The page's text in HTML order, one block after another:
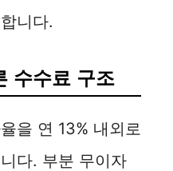
니다.
수수료 구조
을 연 13% 내외로
다. 부분 무이자